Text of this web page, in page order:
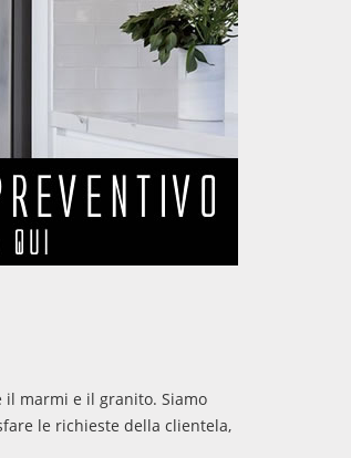
marmi e il granito. Siamo
le richieste della clientela,